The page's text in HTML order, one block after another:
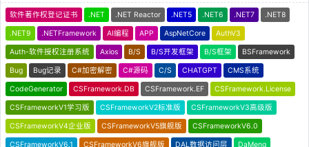
软件著作权登记证书 .NET .NET Reactor .NET5 .NET6 .NET7 .NET8
.NET9 .NETFramework AI编程 APP AspNetCore AuthV3
Auth-软件授权注册系统 Axios B/S B/S开发框架 B/S框架 BSFramework
Bug Bug记录 C#加密解密 C#源码 C/S CHATGPT CMS系统
CodeGenerator CSFramework.DB CSFramework.EF CSFramework.License
CSFrameworkV1学习版 CSFrameworkV2标准版 CSFrameworkV3高级版
CSFrameworkV4企业版 CSFrameworkV5旗舰版 CSFrameworkV6.0
CSFrameworkV6.1 CSFrameworkV6旗舰版 DAL数据访问层 DaMeng